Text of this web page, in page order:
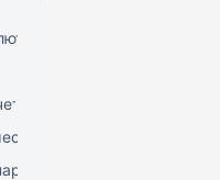
хранения механизма